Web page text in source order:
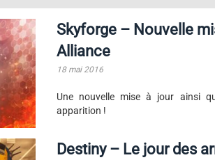
Skyforge – Nouvelle
Alliance
18 mai 2016
Une nouvelle mise à jour ainsi
apparition !
Destiny – Le jour des